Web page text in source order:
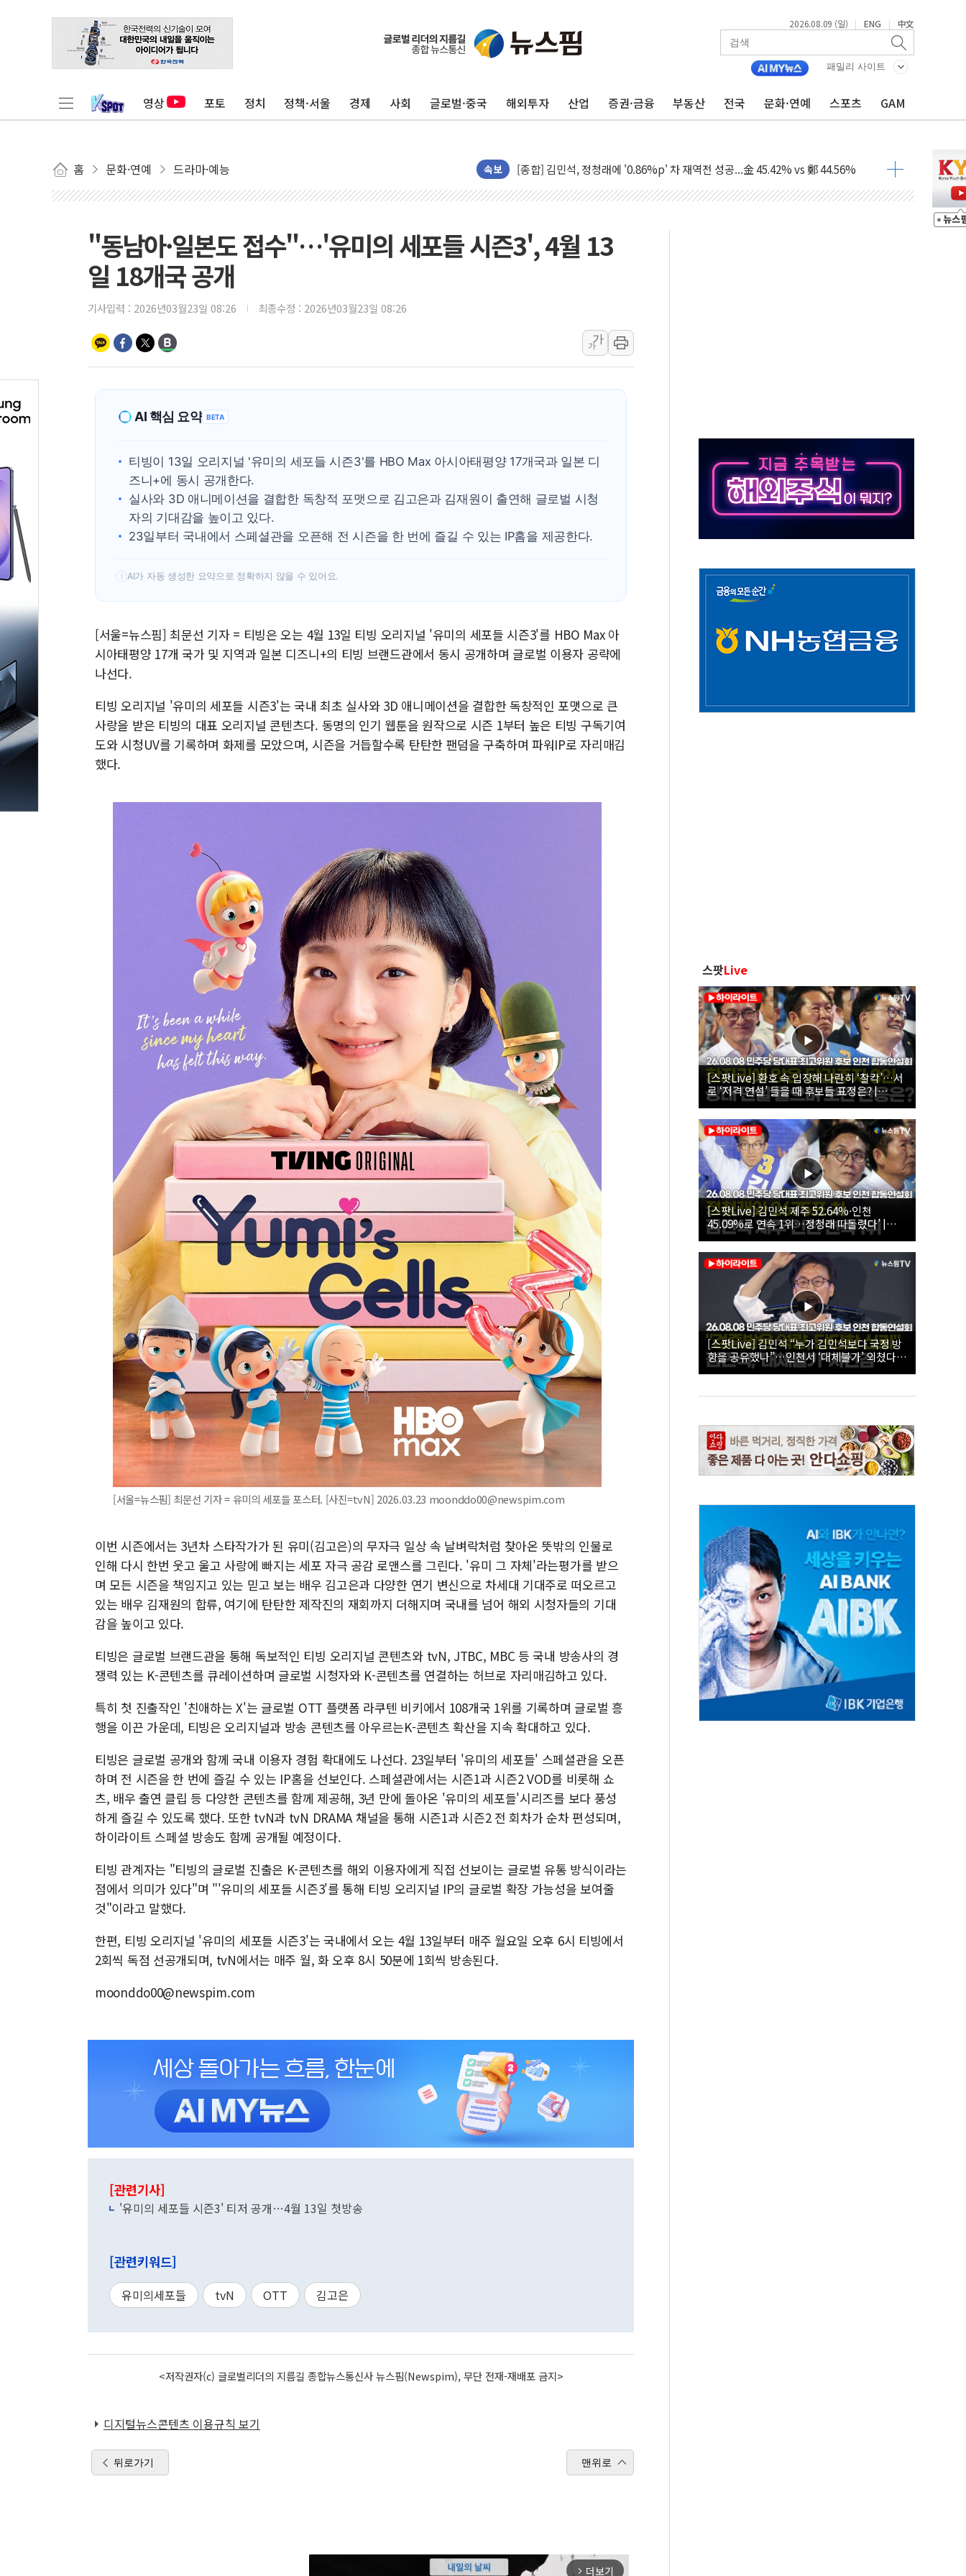
2026.08.09 (일) | ENG | 中文
패밀리 사이트
영상 포토 정치 정책·서울 경제 사회 글로벌·중국 해외투자 산업 증권·금융 부동산 전국 문화·연예 스포츠 GAM
홈 문화·연예 드라마·예능 속보
포항시 재난예산 40억 긴급 투입…고수온 양식장 복구·지원 '총력'
인천 합동연설회 나선 송영길·정청래·김민석 당대표 후보
김민석, 2주차 제주·인천 경선서 정청래에 승리...47.75% vs 42.08%
[속보] 민주, 제주·인천 경선 결과 발표...김민석 47.75% 정청래 42.08%
[속보] 민주, 인천 경선 결과 발표...김민석 45.09% 정청래 43.27% 송영길 11.63%
美, 이란전 출구전략 만지작…공습 한계·탄약 부족 현실화
강릉·동해·삼척 시간당 최대 50㎜ 폭우…강원 동해안 강한 비 이어져
폐기물 수거하다 참변…60대 환경미화원 수거차에 치여 사망
서울 중랑구 주택가서 흉기 난동…60대 남성 2명 숨져
여수 오동도 인근 해상서 모터보트 전복…1명 사망·1명 실종
추미애, '위안부' 피해자 기림의 날 참석..."국제적 시민 연대로 목소리 내야"
인천 선재도 갯벌서 해루질 중 실종 60대 나흘만에 숨진 채 발견
인천서 말다툼 중 어머니 흉기 살해 10대 아들 체포
'화합' 꺼낸 김민석에 '뻔뻔' 받아친 정청래…제주 연설서 신경전 고조
"동남아·일본도 접수"…'유미의 세포들 시즌3', 4월 13
일 18개국 공개
기사입력 : 2026년03월23일 08:26 최종수정 : 2026년03월23일 08:26
가
가
AI 핵심 요약 BETA
티빙이 13일 오리지널 '유미의 세포들 시즌3'를 HBO Max 아시아태평양 17개국과 일본 디
즈니+에 동시 공개한다.
실사와 3D 애니메이션을 결합한 독창적 포맷으로 김고은과 김재원이 출연해 글로벌 시청
자의 기대감을 높이고 있다.
23일부터 국내에서 스페셜관을 오픈해 전 시즌을 한 번에 즐길 수 있는 IP홈을 제공한다.
! AI가 자동 생성한 요약으로 정확하지 않을 수 있어요.
[서울=뉴스핌] 최문선 기자 = 티빙은 오는 4월 13일 티빙 오리지널 '유미의 세포들 시즌3'를 HBO Max 아
시아태평양 17개 국가 및 지역과 일본 디즈니+의 티빙 브랜드관에서 동시 공개하며 글로벌 이용자 공략에
나선다.
티빙 오리지널 '유미의 세포들 시즌3'는 국내 최초 실사와 3D 애니메이션을 결합한 독창적인 포맷으로 큰
사랑을 받은 티빙의 대표 오리지널 콘텐츠다. 동명의 인기 웹툰을 원작으로 시즌 1부터 높은 티빙 구독기여
도와 시청UV를 기록하며 화제를 모았으며, 시즌을 거듭할수록 탄탄한 팬덤을 구축하며 파워IP로 자리매김
했다.
[서울=뉴스핌] 최문선 기자 = 유미의 세포들 포스터. [사진=tvN] 2026.03.23 moonddo00@newspim.com
이번 시즌에서는 3년차 스타작가가 된 유미(김고은)의 무자극 일상 속 날벼락처럼 찾아온 뜻밖의 인물로
인해 다시 한번 웃고 울고 사랑에 빠지는 세포 자극 공감 로맨스를 그린다. '유미 그 자체'라는평가를 받으
며 모든 시즌을 책임지고 있는 믿고 보는 배우 김고은과 다양한 연기 변신으로 차세대 기대주로 떠오르고
있는 배우 김재원의 합류, 여기에 탄탄한 제작진의 재회까지 더해지며 국내를 넘어 해외 시청자들의 기대
감을 높이고 있다.
티빙은 글로벌 브랜드관을 통해 독보적인 티빙 오리지널 콘텐츠와 tvN, JTBC, MBC 등 국내 방송사의 경
쟁력 있는 K-콘텐츠를 큐레이션하며 글로벌 시청자와 K-콘텐츠를 연결하는 허브로 자리매김하고 있다.
특히 첫 진출작인 '친애하는 X'는 글로벌 OTT 플랫폼 라쿠텐 비키에서 108개국 1위를 기록하며 글로벌 흥
행을 이끈 가운데, 티빙은 오리지널과 방송 콘텐츠를 아우르는K-콘텐츠 확산을 지속 확대하고 있다.
티빙은 글로벌 공개와 함께 국내 이용자 경험 확대에도 나선다. 23일부터 '유미의 세포들' 스페셜관을 오픈
하며 전 시즌을 한 번에 즐길 수 있는 IP홈을 선보인다. 스페셜관에서는 시즌1과 시즌2 VOD를 비롯해 쇼
츠, 배우 출연 클립 등 다양한 콘텐츠를 함께 제공해, 3년 만에 돌아온 '유미의 세포들'시리즈를 보다 풍성
하게 즐길 수 있도록 했다. 또한 tvN과 tvN DRAMA 채널을 통해 시즌1과 시즌2 전 회차가 순차 편성되며,
하이라이트 스페셜 방송도 함께 공개될 예정이다.
티빙 관계자는 "티빙의 글로벌 진출은 K-콘텐츠를 해외 이용자에게 직접 선보이는 글로벌 유통 방식이라는
점에서 의미가 있다"며 "'유미의 세포들 시즌3'를 통해 티빙 오리지널 IP의 글로벌 확장 가능성을 보여줄
것"이라고 말했다.
한편, 티빙 오리지널 '유미의 세포들 시즌3'는 국내에서 오는 4월 13일부터 매주 월요일 오후 6시 티빙에서
2회씩 독점 선공개되며, tvN에서는 매주 월, 화 오후 8시 50분에 1회씩 방송된다.
moonddo00@newspim.com
[관련기사]
'유미의 세포들 시즌3' 티저 공개…4월 13일 첫방송
[관련키워드]
유미의세포들 tvN OTT 김고은
<저작권자(c) 글로벌리더의 지름길 종합뉴스통신사 뉴스핌(Newspim), 무단 전재-재배포 금지>
디지털뉴스콘텐츠 이용규칙 보기
뒤로가기 맨위로
arrow_forward_ios 더보기
스팟Live
[스팟Live] 환호 속 입장해 나란히 ‘찰칵’…서
로 ‘저격 연설’ 들을 때 후보들 표정은? |
26.08.08 더불어민주당 당대표·최고위원 후
보 인천 합동연설회
[스팟Live] 김민석 제주 52.64%·인천
45.09%로 연속 1위…정청래 따돌렸다’ |
26.08.08 더불어민주당 당대표·최고위원 후
보 인천 합동연설회
[스팟Live] 김민석 “누가 김민석보다 국정 방
향을 공유했나”…인천서 ‘대체불가’ 외쳤다 |
26.08.08 더불어민주당 당대표·최고위원 후